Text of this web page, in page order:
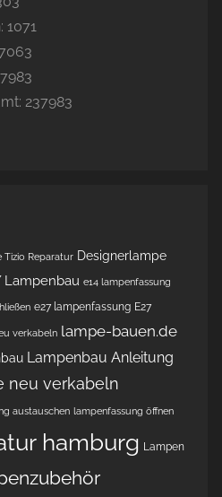
1071
237983
Tizio Reparatur Designerlampe
Lampenbau e14 lampenfassung
e27 lampenfassung E27
verkabeln lampe-bauen.de
Lampenbau Anleitung
neu verkabeln
austauschen lampenfassung öffnen
hamburg Lampen